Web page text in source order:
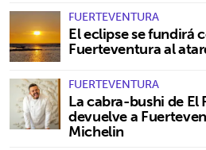
FUERTEVENTURA
El eclipse se fundirá
Fuerteventura al
FUERTEVENTURA
La cabra-bushi de El
devuelve a
Michelin